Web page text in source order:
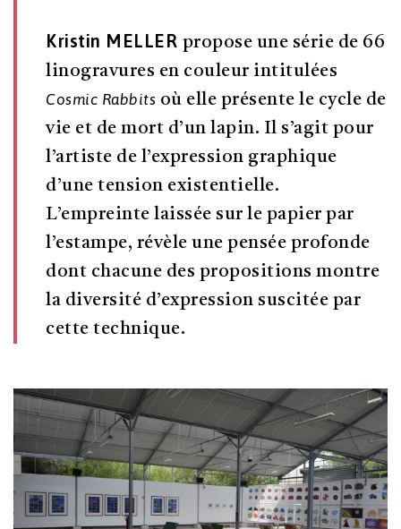
Votre panier est vide.
Kristin MELLER propose une série de 66
linogravures en couleur intitulées
Cosmic Rabbits où elle présente le cycle de
vie et de mort d’un lapin. Il s’agit pour
l’artiste de l’expression graphique
d’une tension existentielle.
L’empreinte laissée sur le papier par
l’estampe, révèle une pensée profonde
dont chacune des propositions montre
la diversité d’expression suscitée par
cette technique.